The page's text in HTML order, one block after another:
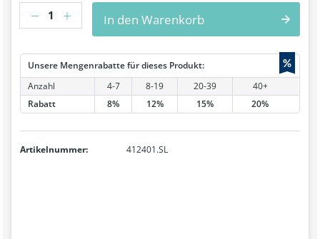
Anzahl
In den Warenkorb
%
Unsere Mengenrabatte für dieses Produkt:
Anzahl
4-7 8-19 20-39
40+
Rabatt
8% 12% 15% 20%
Artikelnummer: 412401.SL